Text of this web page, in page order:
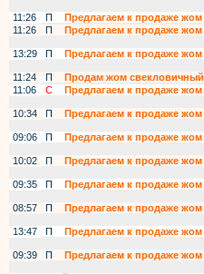
11:26
П Предлагаем к продаже жом
11:26
П Предлагаем к продаже жом
13:29
П Предлагаем к продаже жом
11:24
П Продам жом свекловичный
11:06
С Предлагаем к продаже жом
10:34
П Предлагаем к продаже жом
09:06
П Предлагаем к продаже жом
10:02
П Предлагаем к продаже жом
09:35
П Предлагаем к продаже жом
08:57
П Предлагаем к продаже жом
13:47
П Предлагаем к продаже жом
09:39
П Предлагаем к продаже жом